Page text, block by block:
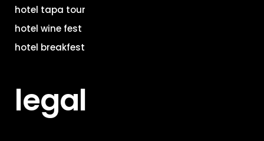
hotel tapa tour
hotel wine fest
hotel breakfest
legal